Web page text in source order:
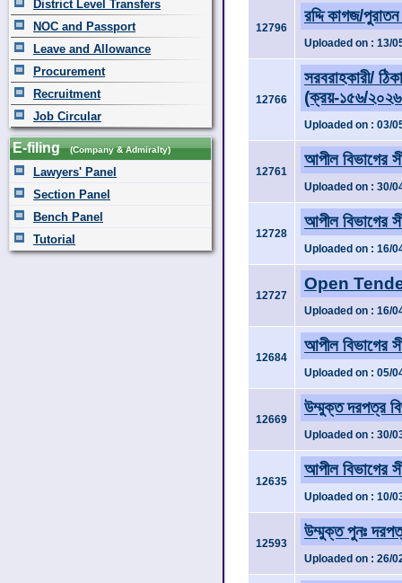
District Level Transfers
NOC and Passport
Leave and Allowance
Procurement
Recruitment
Job Circular
E-filing (Company & Admiralty)
Lawyers' Panel
Section Panel
Bench Panel
Tutorial
12796
রদ্দি কাগজ/
Uploaded on : 13/
12766
সরবরাহকারী/
(ক্রয়-১৫৬/
Uploaded on : 03/
12761
আপীল বিভাগের
Uploaded on : 30/
12728
আপীল বিভাগের
Uploaded on : 16/
12727
Open
Uploaded on : 16/
12684
আপীল বিভাগের
Uploaded on : 05/
12669
উম্মুক্ত দরপত্র
Uploaded on : 30/
12635
আপীল বিভাগের
Uploaded on : 10/
12593
উম্মুক্ত পুনঃ
Uploaded on : 26/